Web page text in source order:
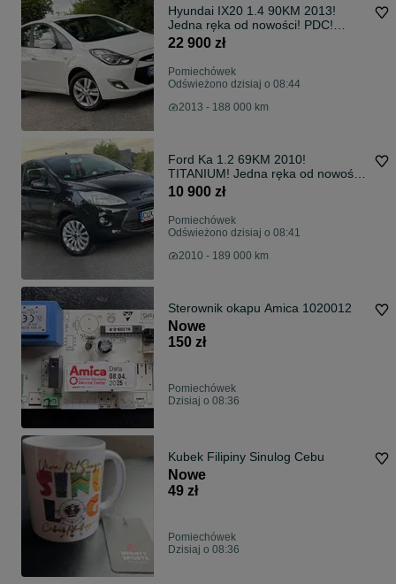
Hyundai IX20 1.4 90KM 2013!
Jedna ręka od nowości! PDC!
Bardzo ładny! GWARANCJA!!
22 900 zł
Pomiechówek
Odświeżono dzisiaj o 08:44
2013 - 188 000 km
Ford Ka 1.2 69KM 2010!
TITANIUM! Jedna ręka od nowości!
Nowy rozrząd! GWARANCJA!
10 900 zł
Pomiechówek
Odświeżono dzisiaj o 08:41
2010 - 189 000 km
Sterownik okapu Amica 1020012
Nowe
150 zł
Pomiechówek
Dzisiaj o 08:36
Kubek Filipiny Sinulog Cebu
Nowe
49 zł
Pomiechówek
Dzisiaj o 08:36